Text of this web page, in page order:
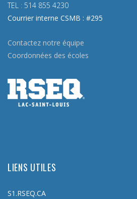
TEL : 514 855 4230
Courrier interne CSMB : #295
Contactez notre équipe
Coordonnées des écoles
LIENS UTILES
S1.RSEQ.CA